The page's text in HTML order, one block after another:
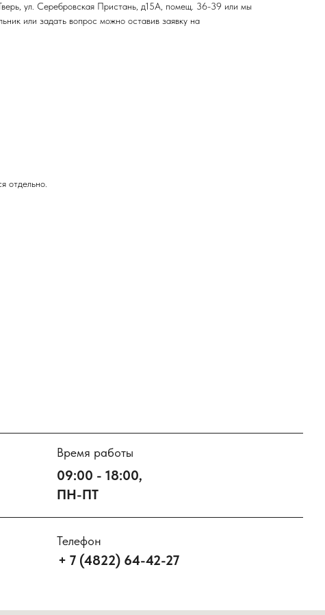
ул. Серебровская Пристань, д15А, помещ. 36-39 или мы
или задать вопрос можно оставив заявку на
отдельно.
Время работы
09:00 - 18:00,
ПН-ПТ
Телефон
+ 7 (4822) 64-42-27